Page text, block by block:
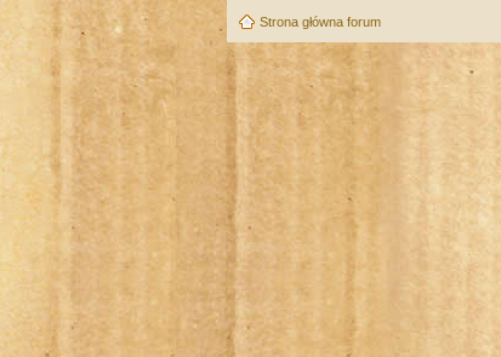
Strona główna forum